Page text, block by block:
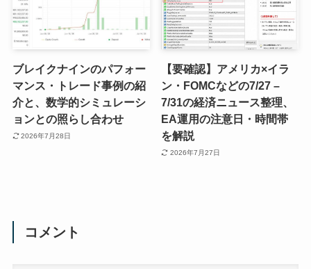
ブレイクナインのパフォー
マンス・トレード事例の紹
介と、数学的シミュレーシ
ョンとの照らし合わせ
2026年7月28日
【要確認】アメリカ×イラ
ン・FOMCなどの7/27 –
7/31の経済ニュース整理、
EA運用の注意日・時間帯
を解説
2026年7月27日
コメント